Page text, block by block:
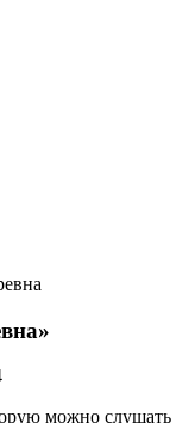
можно слушать